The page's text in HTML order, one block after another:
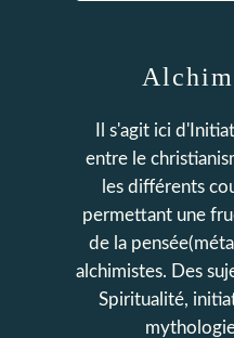
Il s'agit ici
entre le
les différents
permettant une
de la
alchimistes. Des
Spiritualité,